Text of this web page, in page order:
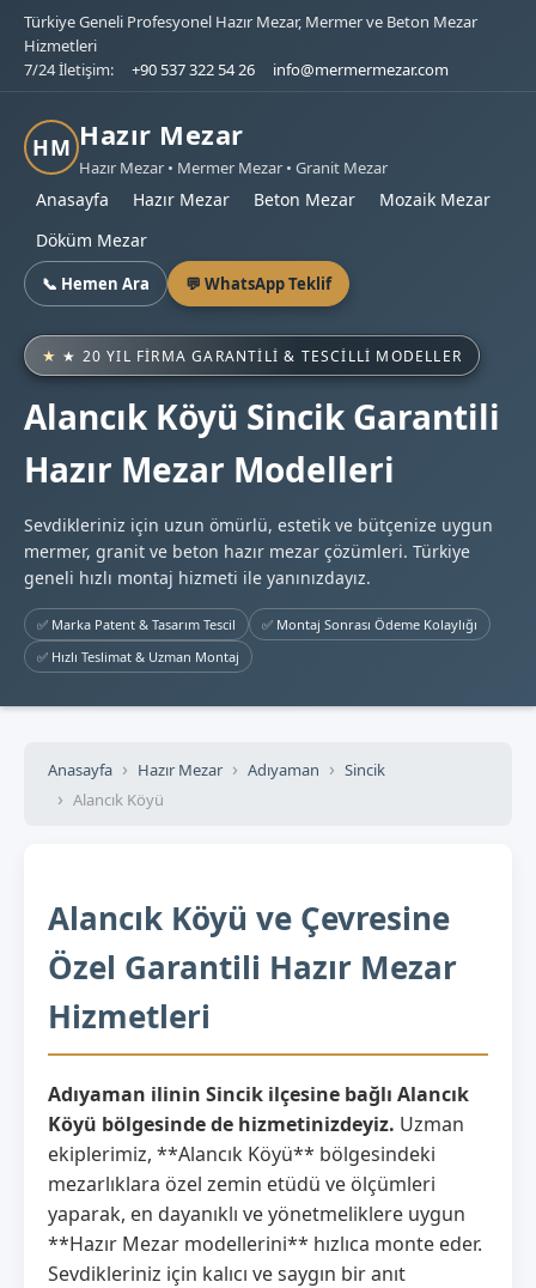
Türkiye Geneli Profesyonel Hazır Mezar, Mermer ve Beton Mezar
Hizmetleri
7/24 İletişim:
+90 537 322 54 26 info@mermermezar.com
HM Hazır Mezar
Hazır Mezar • Mermer Mezar • Granit Mezar
Anasayfa Hazır Mezar Beton Mezar
Mozaik Mezar
Döküm Mezar
📞 Hemen Ara 💬 WhatsApp Teklif
★ 20 YIL FIRMA GARANTILI & TESCILLI MODELLER
Alancık Köyü Sincik Garantili
Hazır Mezar Modelleri
Sevdikleriniz için uzun ömürlü, estetik ve bütçenize uygun
mermer, granit ve beton hazır mezar çözümleri. Türkiye
geneli hızlı montaj hizmeti ile yanınızdayız.
✅ Marka Patent & Tasarım Tescil
✅ Montaj Sonrası Ödeme Kolaylığı
✅ Hızlı Teslimat & Uzman Montaj
Anasayfa Hazır Mezar Adıyaman
Sincik
Alancık Köyü
Alancık Köyü ve Çevresine
Özel Garantili Hazır Mezar
Hizmetleri
Adıyaman ilinin Sincik ilçesine bağlı Alancık
Köyü bölgesinde de hizmetinizdeyiz. Uzman
ekiplerimiz, **Alancık Köyü** bölgesindeki
mezarlıklara özel zemin etüdü ve ölçümleri
yaparak, en dayanıklı ve yönetmeliklere uygun
**Hazır Mezar modellerini** hızlıca monte eder.
Sevdikleriniz için kalıcı ve saygın bir anıt